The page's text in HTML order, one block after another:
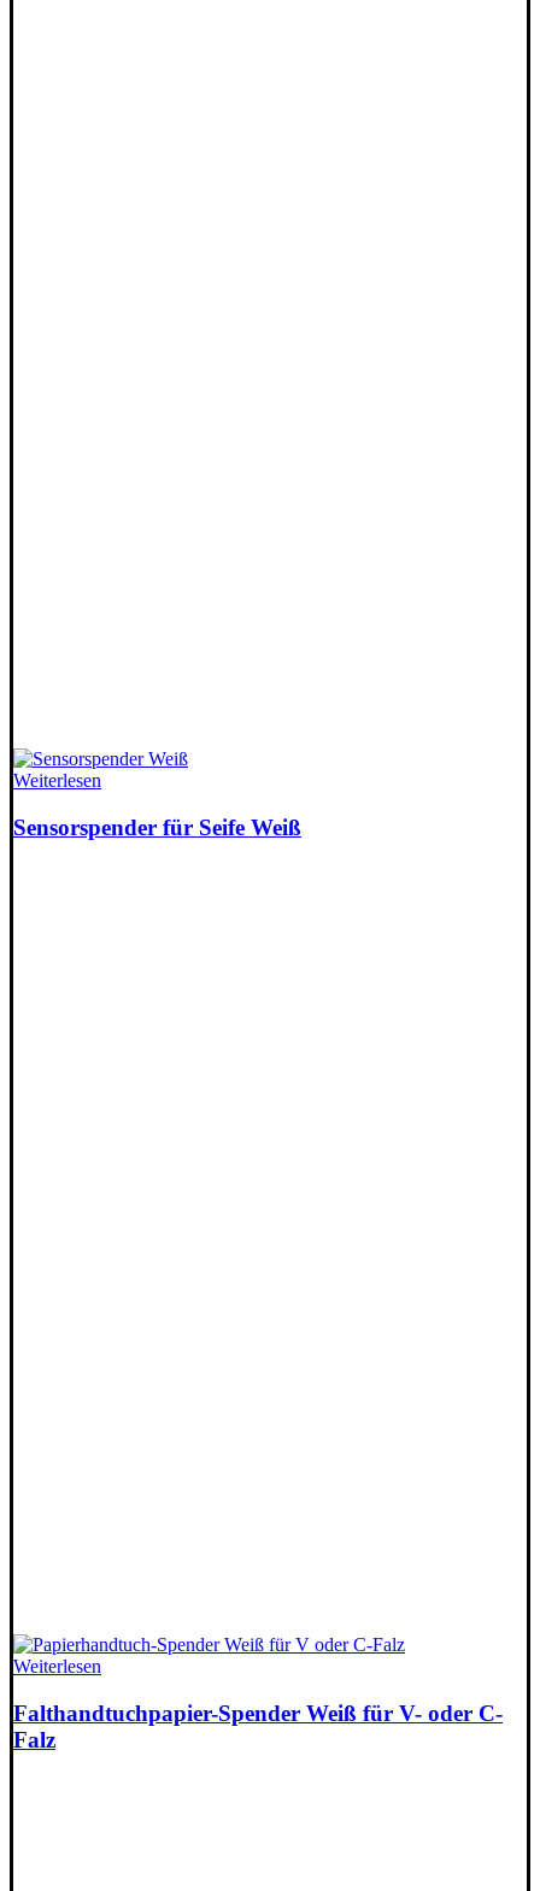
Weiterlesen
Sensorspender für Seife Weiß
Weiterlesen
Falthandtuchpapier-Spender Weiß für V- oder C-
Falz